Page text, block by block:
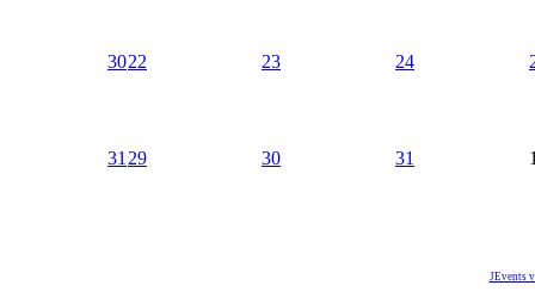
3022 23 24
31 29 30 31
JEvents